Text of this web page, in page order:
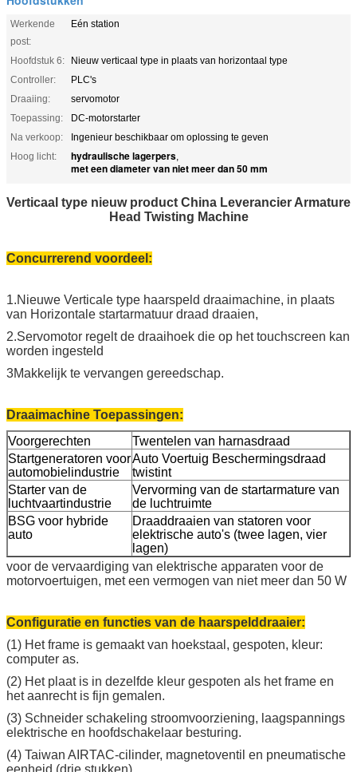
Werkende
post:
Eén station
Hoofdstuk 6:
Nieuw verticaal type in plaats van horizontaal type
Controller:
PLC's
Draaiing:
servomotor
Toepassing:
DC-motorstarter
Na verkoop:
Ingenieur beschikbaar om oplossing te geven
Hoog licht:
hydraulische lagerpers,
met een diameter van niet meer dan 50 mm
Verticaal type nieuw product China Leverancier Armature
Head Twisting Machine
Concurrerend voordeel:
1.Nieuwe Verticale type haarspeld draaimachine, in plaats
van Horizontale startarmatuur draad draaien,
2.Servomotor regelt de draaihoek die op het touchscreen kan
worden ingesteld
3Makkelijk te vervangen gereedschap.
Draaimachine Toepassingen:
Voorgerechten
Twentelen van harnasdraad
Startgeneratoren voor
automobielindustrie
Auto Voertuig Beschermingsdraad
twistint
Starter van de
luchtvaartindustrie
Vervorming van de startarmature van
de luchtruimte
BSG voor hybride
auto
Draaddraaien van statoren voor
elektrische auto's (twee lagen, vier
lagen)
voor de vervaardiging van elektrische apparaten voor de
motorvoertuigen, met een vermogen van niet meer dan 50 W
Configuratie en functies van de haarspelddraaier:
(1) Het frame is gemaakt van hoekstaal, gespoten, kleur:
computer as.
(2) Het plaat is in dezelfde kleur gespoten als het frame en
het aanrecht is fijn gemalen.
(3) Schneider schakeling stroomvoorziening, laagspannings
elektrische en hoofdschakelaar besturing.
(4) Taiwan AIRTAC-cilinder, magnetoventil en pneumatische
eenheid (drie stukken).